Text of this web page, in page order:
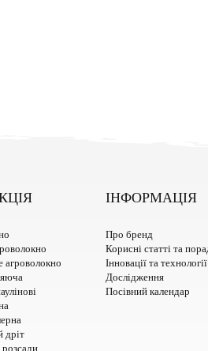
дріт
ІНФОРМАЦІЯ
Про бренд
Корисні статті та
Інновації та технології
Дослідження
Посівний календар